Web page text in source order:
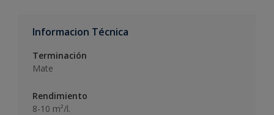
Informacion Técnica
Terminación
Mate
Rendimiento
8-10 m²/l.